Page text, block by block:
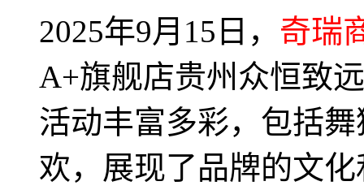
2025年9月15日， 奇瑞
A+旗舰店贵州众恒致
活动丰富多彩，包括
欢，展现了品牌的文